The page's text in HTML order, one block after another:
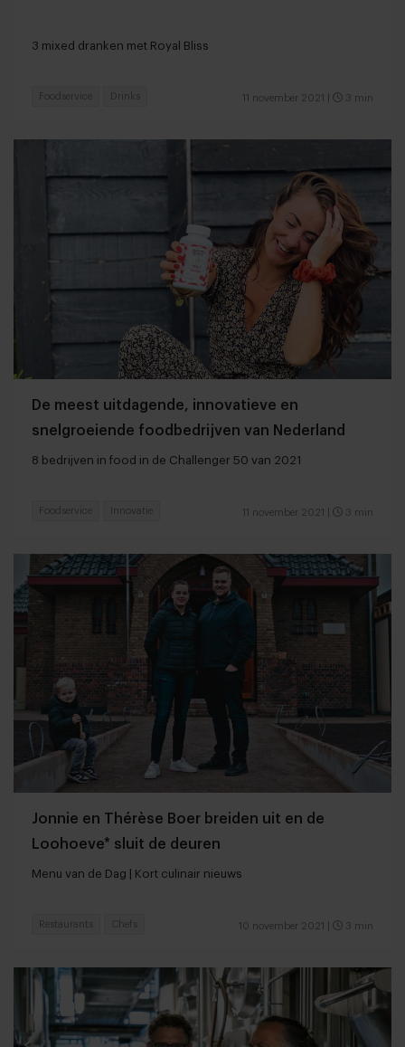
3 mixed dranken met Royal Bliss
11 november 2021 3 min
Foodservice Drinks
De meest uitdagende, innovatieve en
snelgroeiende foodbedrijven van Nederland
8 bedrijven in food in de Challenger 50 van 2021
11 november 2021 3 min
Foodservice Innovatie
Jonnie en Thérèse Boer breiden uit en de
Loohoeve* sluit de deuren
Menu van de Dag | Kort culinair nieuws
10 november 2021 3 min
Restaurants Chefs